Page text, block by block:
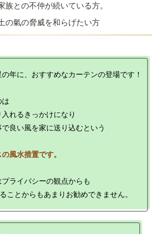
族との不仲が続いている方。
の氣の脅威を和らげたい方
年に、おすすめなカーテンの登場です！
は
れるきっかけになり